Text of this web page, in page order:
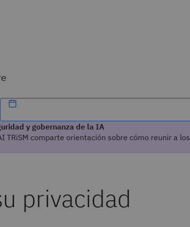
y gobernanza de la IA
TRiSM comparte orientación sobre cómo reunir a los